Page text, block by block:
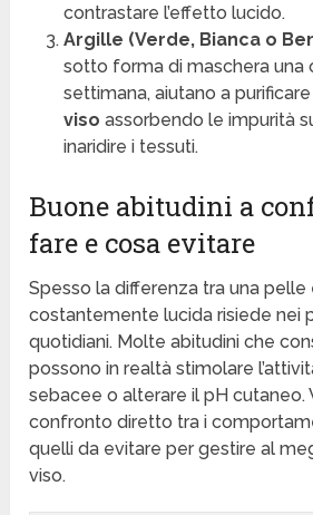
contrastare l’effetto lucido.
Argille (Verde, Bianca o
sotto forma di maschera una
settimana, aiutano a
viso assorbendo le impurità
inaridire i tessuti.
Buone abitudini a
fare e cosa evitare
Spesso la differenza tra una pelle
costantemente lucida risiede nei
quotidiani. Molte abitudini che
possono in realtà stimolare
sebacee o alterare il pH cutaneo.
confronto diretto tra i
quelli da evitare per gestire al
viso.